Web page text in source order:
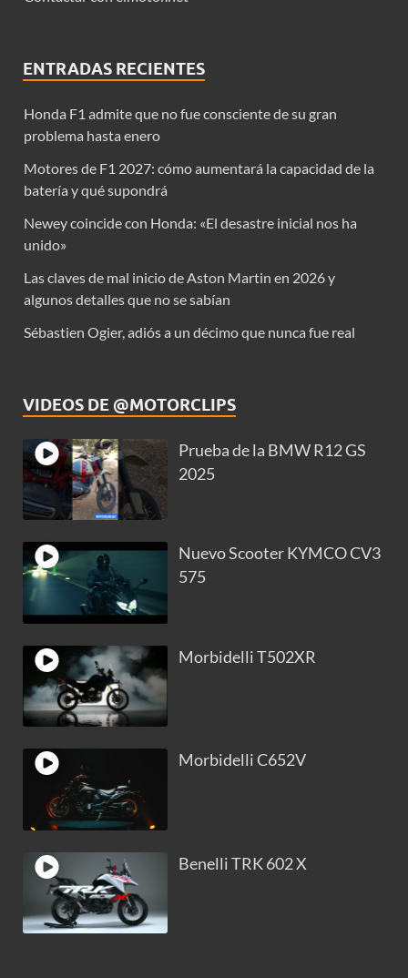
ENTRADAS RECIENTES
Honda F1 admite que no fue consciente de su gran
problema hasta enero
Motores de F1 2027: cómo aumentará la capacidad de la
batería y qué supondrá
Newey coincide con Honda: «El desastre inicial nos ha
unido»
Las claves de mal inicio de Aston Martin en 2026 y
algunos detalles que no se sabían
Sébastien Ogier, adiós a un décimo que nunca fue real
VIDEOS DE @MOTORCLIPS
Prueba de la BMW R12 GS
2025
Nuevo Scooter KYMCO CV3
575
Morbidelli T502XR
Morbidelli C652V
Benelli TRK 602 X